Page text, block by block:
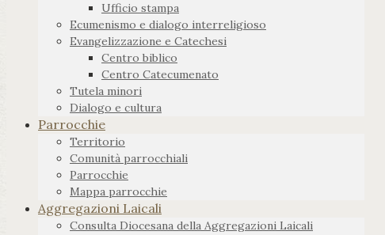
Ufficio stampa
Ecumenismo e dialogo interreligioso
Evangelizzazione e Catechesi
Centro biblico
Centro Catecumenato
Tutela minori
Dialogo e cultura
Parrocchie
Territorio
Comunità parrocchiali
Parrocchie
Mappa parrocchie
Aggregazioni Laicali
Consulta Diocesana della Aggregazioni Laicali